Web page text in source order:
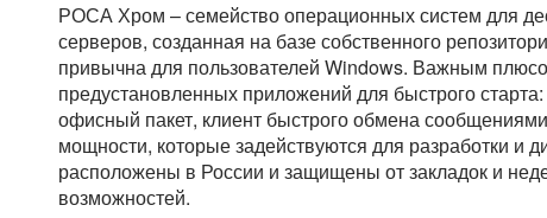
РОСА Хром – семейство операционных систем для
серверов, созданная на базе собственного
привычна для пользователей Windows. Важным
предустановленных приложений для быстрого
офисный пакет, клиент быстрого обмена
мощности, которые задействуются для разработки и
расположены в России и защищены от закладок и
возможностей.